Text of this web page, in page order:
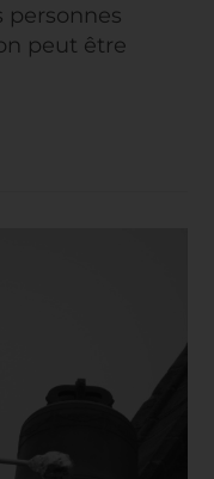
personnes
peut être